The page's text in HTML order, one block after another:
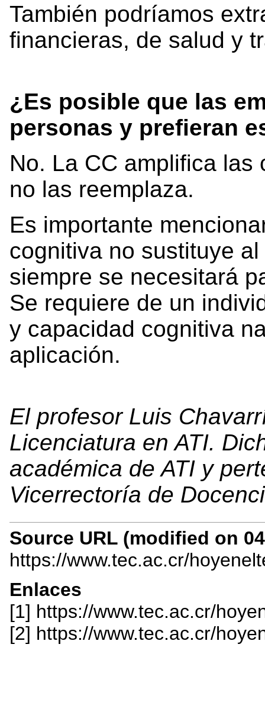
También podríamos
financieras, de salud y
¿Es posible que las
personas y prefieran
No. La CC amplifica
no las reemplaza.
Es importante
cognitiva no sustituye
siempre se necesitará
Se requiere de un
y capacidad cognitiva
aplicación.
El profesor Luis
Licenciatura en ATI.
académica de ATI y
Vicerrectoría de
Source URL (modified on
https://www.tec.ac.cr/
Enlaces
[1] https://www.tec.ac.cr/
[2] https://www.tec.ac.cr/